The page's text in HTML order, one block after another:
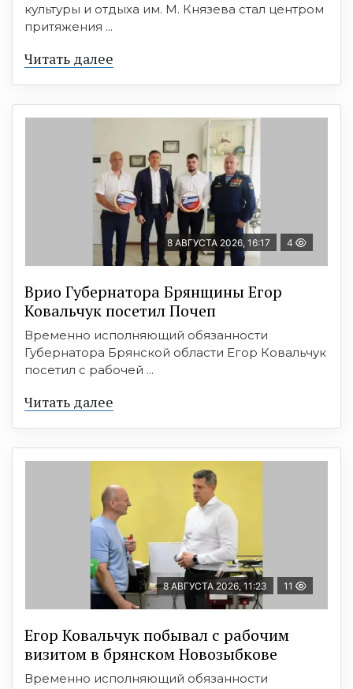
культуры и отдыха им. М. Князева стал центром
притяжения ...
Читать далее
8 АВГУСТА 2026, 16:17 4
Врио Губернатора Брянщины Егор
Ковальчук посетил Почеп
Временно исполняющий обязанности
Губернатора Брянской области Егор Ковальчук
посетил с рабочей ...
Читать далее
8 АВГУСТА 2026, 11:23 11
Егор Ковальчук побывал с рабочим
визитом в брянском Новозыбкове
Временно исполняющий обязанности